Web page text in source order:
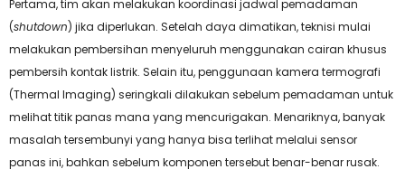
Pertama, tim akan melakukan koordinasi jadwal pemadaman
(shutdown) jika diperlukan. Setelah daya dimatikan, teknisi mulai
melakukan pembersihan menyeluruh menggunakan cairan khusus
pembersih kontak listrik. Selain itu, penggunaan kamera termografi
(Thermal Imaging) seringkali dilakukan sebelum pemadaman untuk
melihat titik panas mana yang mencurigakan. Menariknya, banyak
masalah tersembunyi yang hanya bisa terlihat melalui sensor
panas ini, bahkan sebelum komponen tersebut benar-benar rusak.